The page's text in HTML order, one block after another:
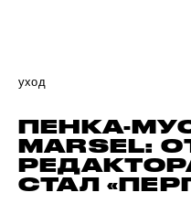
уход
ПЕНКА-
MARSEL:
СТАЛ